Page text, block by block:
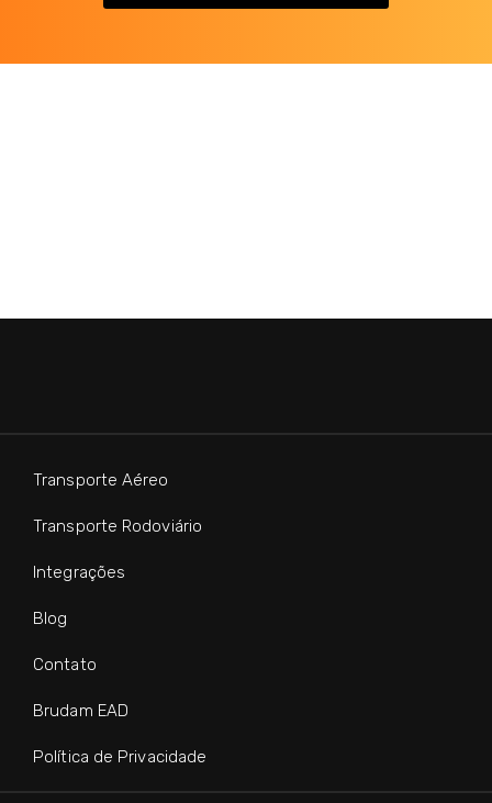
Transporte Aéreo
Transporte Rodoviário
Integrações
Blog
Contato
Brudam EAD
Política de Privacidade